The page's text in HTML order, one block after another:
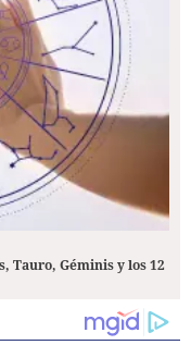
Tauro, Géminis y los 12